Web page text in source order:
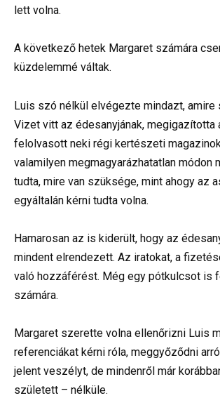
lett volna.
A következő hetek Margaret számára
küzdelemmé váltak.
Luis szó nélkül elvégezte mindazt, amire
Vizet vitt az édesanyjának, megigazította
felolvasott neki régi kertészeti
valamilyen megmagyarázhatatlan módon
tudta, mire van szüksége, mint ahogy az
egyáltalán kérni tudta volna.
Hamarosan az is kiderült, hogy az
mindent elrendezett. Az iratokat, a
való hozzáférést. Még egy pótkulcsot is
számára.
Margaret szerette volna ellenőrizni Luis
referenciákat kérni róla, meggyőződni
jelent veszélyt, de mindenről már
született – nélküle.